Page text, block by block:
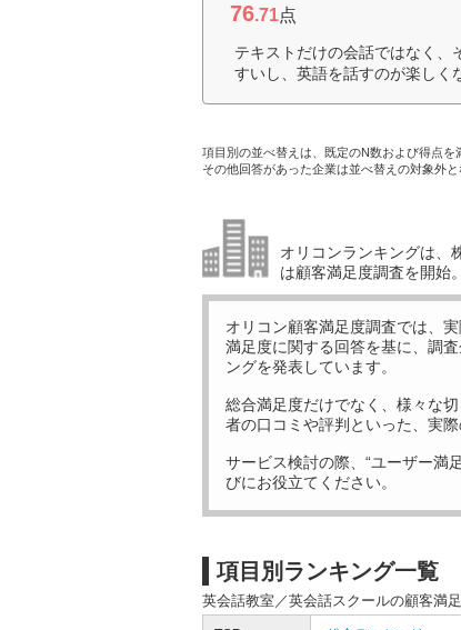
76.71点
テキストだけの会話ではなく、
すいし、英語を話すのが楽しく
項目別の並べ替えは、既定のN数および得点を
その他回答があった企業は並べ替えの対象外と
オリコンランキングは、
は顧客満足度調査を開始。
オリコン顧客満足度調査では、
満足度に関する回答を基に、調
ングを発表しています。
総合満足度だけでなく、様々な
者の口コミや評判といった、実
サービス検討の際、“ユーザー満
びにお役立てください。
項目別ランキング一覧
英会話教室／英会話スクールの顧客満